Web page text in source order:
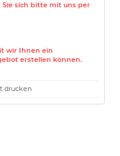
Sie sich bitte mit uns per
wir Ihnen ein
erstellen können.
drucken